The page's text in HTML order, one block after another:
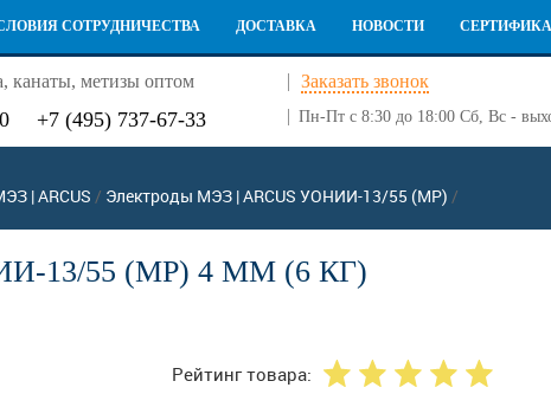
СОТРУДНИЧЕСТВА ДОСТАВКА НОВОСТИ
канаты, метизы оптом Заказать звонок
+7 (495) 737-67-33 Пн-Пт с 8:30 до 18:00 Сб, Вс -
| ARCUS / Электроды МЭЗ | ARCUS УОНИИ-13/55 (МР) /
13/55 (МР) 4 ММ (6 КГ)
Рейтинг товара: